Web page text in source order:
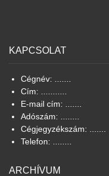
KAPCSOLAT
Cégnév: .......
Cím: ...........
E-mail cím: .......
Adószám: ........
Cégjegyzékszám: .......
Telefon: ........
ARCHÍVUM